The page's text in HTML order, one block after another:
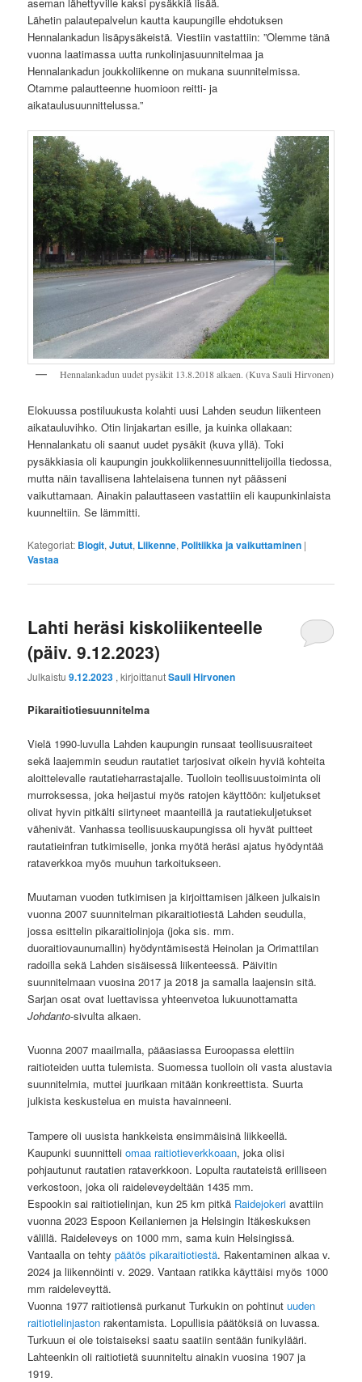
Lähetin palautepalvelun kautta kaupungille ehdotuksen
Hennalankadun lisäpysäkeistä. Viestiin vastattiin: ”Olemme tänä
vuonna laatimassa uutta runkolinjasuunnitelmaa ja
Hennalankadun joukkoliikenne on mukana suunnitelmissa.
Otamme palautteenne huomioon reitti- ja
aikataulusuunnittelussa.”
Hennalankadun uudet pysäkit 13.8.2018 alkaen. (Kuva Sauli Hirvonen)
Elokuussa postiluukusta kolahti uusi Lahden seudun liikenteen
aikatauluvihko. Otin linjakartan esille, ja kuinka ollakaan:
Hennalankatu oli saanut uudet pysäkit (kuva yllä). Toki
pysäkkiasia oli kaupungin joukkoliikennesuunnittelijoilla tiedossa,
mutta näin tavallisena lahtelaisena tunnen nyt päässeni
vaikuttamaan. Ainakin palauttaseen vastattiin eli kaupunkinlaista
kuunneltiin. Se lämmitti.
Kategoriat: Blogit,Jutut, Liikenne, Politiikka ja vaikuttaminen |
Vastaa
Lahti heräsi kiskoliikenteelle
(päiv. 9.12.2023)
Julkaistu9.12.2023 , kirjoittanutSauli Hirvonen
Pikaraitiotiesuunnitelma
Vielä 1990-luvulla Lahden kaupungin runsaat teollisuusraiteet
sekä laajemmin seudun rautatiet tarjosivat oikein hyviä kohteita
aloittelevalle rautatieharrastajalle. Tuolloin teollisuustoiminta oli
murroksessa, joka heijastui myös ratojen käyttöön: kuljetukset
olivat hyvin pitkälti siirtyneet maanteillä ja rautatiekuljetukset
vähenivät. Vanhassa teollisuuskaupungissa oli hyvät puitteet
rautatieinfran tutkimiselle, jonka myötä heräsi ajatus hyödyntää
rataverkkoa myös muuhun tarkoitukseen.
Muutaman vuoden tutkimisen ja kirjoittamisen jälkeen julkaisin
vuonna 2007 suunnitelman pikaraitiotiestä Lahden seudulla,
jossa esittelin pikaraitiolinjoja (joka sis. mm.
duoraitiovaunumallin) hyödyntämisestä Heinolan ja Orimattilan
radoilla sekä Lahden sisäisessä liikenteessä. Päivitin
suunnitelmaan vuosina 2017 ja 2018 ja samalla laajensin sitä.
Sarjan osat ovat luettavissa yhteenvetoa lukuunottamatta
Johdanto-sivulta alkaen.
Vuonna 2007 maailmalla, pääasiassa Euroopassa elettiin
raitioteiden uutta tulemista. Suomessa tuolloin oli vasta alustavia
suunnitelmia, muttei juurikaan mitään konkreettista. Suurta
julkista keskustelua en muista havainneeni.
Tampere oli uusista hankkeista ensimmäisinä liikkeellä.
Kaupunki suunnitteliomaa raitiotieverkkoaan, joka olisi
pohjautunut rautatien rataverkkoon. Lopulta rautateistä erilliseen
verkostoon, joka oli raideleveydeltään 1435 mm.
Espookin sai raitiotielinjan, kun 25 km pitkä Raidejokeri avattiin
vuonna 2023 Espoon Keilaniemen ja Helsingin Itäkeskuksen
välillä. Raideleveys on 1000 mm, sama kuin Helsingissä.
Vantaalla on tehtypäätös pikaraitiotiestä. Rakentaminen alkaa v.
2024 ja liikennöinti v. 2029. Vantaan ratikka käyttäisi myös 1000
mm raideleveyttä.
Vuonna 1977 raitiotiensä purkanut Turkukin on pohtinutuuden
raitiotielinjaston rakentamista. Lopullisia päätöksiä on luvassa.
Turkuun ei ole toistaiseksi saatu saatiin sentään funikylääri.
Lahteenkin oli raitiotietä suunniteltu ainakin vuosina 1907 ja
1919.